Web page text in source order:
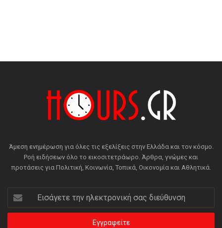
Άμεση ενημέρωση για όλες τις εξελίξεις στην Ελλάδα και τον κόσμο.
Ροή ειδήσεων όλο το εικοσιτετράωρο. Άρθρα, γνώμες και
προτάσεις για Πολιτική, Κοινωνία, Τοπικά, Οικονομία και Αθλητικά.
Εισάγετε
την
ηλεκτρονική